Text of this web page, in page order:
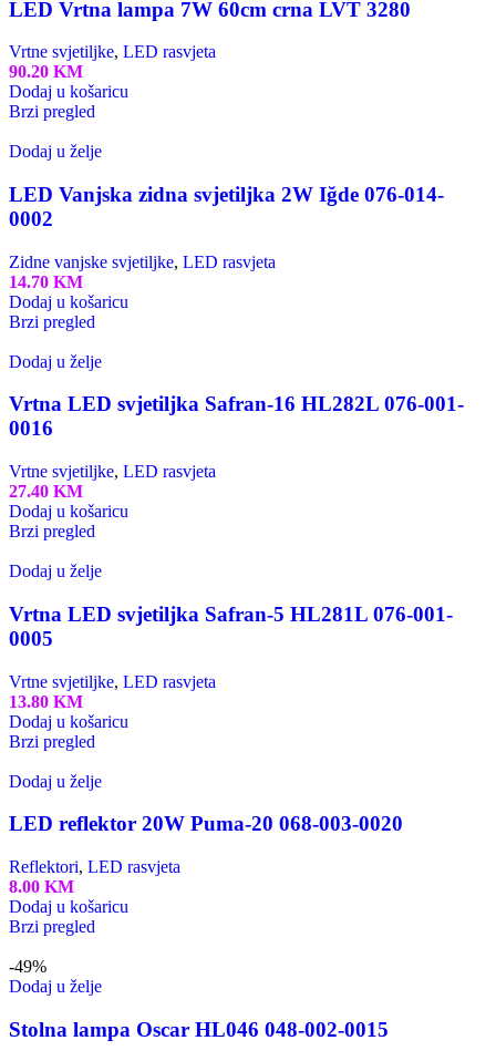
LED Vrtna lampa 7W 60cm crna LVT 3280
Vrtne svjetiljke, LED rasvjeta
90.20 KM
Dodaj u košaricu
Brzi pregled
Dodaj u želje
LED Vanjska zidna svjetiljka 2W Iğde 076-014-
0002
Zidne vanjske svjetiljke, LED rasvjeta
14.70 KM
Dodaj u košaricu
Brzi pregled
Dodaj u želje
Vrtna LED svjetiljka Safran-16 HL282L 076-001-
0016
Vrtne svjetiljke, LED rasvjeta
27.40 KM
Dodaj u košaricu
Brzi pregled
Dodaj u želje
Vrtna LED svjetiljka Safran-5 HL281L 076-001-
0005
Vrtne svjetiljke, LED rasvjeta
13.80 KM
Dodaj u košaricu
Brzi pregled
Dodaj u želje
LED reflektor 20W Puma-20 068-003-0020
Reflektori, LED rasvjeta
8.00 KM
Dodaj u košaricu
Brzi pregled
-49%
Dodaj u želje
Stolna lampa Oscar HL046 048-002-0015